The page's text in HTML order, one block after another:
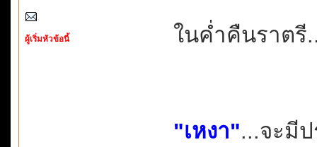
ผู้เริ่มหัวข้อนี้
ในค่ำคืนราตรี
"เหงา"...จะมี